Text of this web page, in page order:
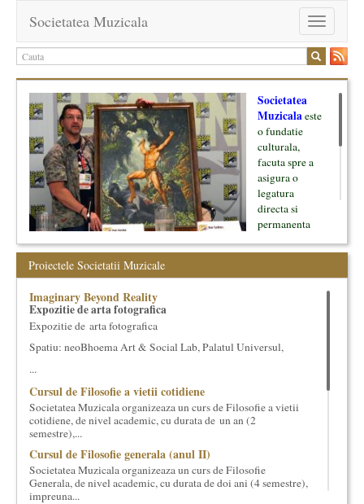
Toggle
navigation
Societatea Muzicala
Societatea
Muzicalaeste
o fundatie
culturala,
facuta spre a
asigura o
legatura
directa si
permanenta
oamenii ei, pe
inceput cu muzica clasica - si de aici numele -, insa acum
dezvoltam proiecte si in alte domenii ale culturii.
Facem management cultural, dezvoltam si administram proiecte
evenimente culturale, private sau publice, tinem cursuri de
cultura generala muzicala, teatrala, filosofica si de alte feluri.
Cuvinte in plus despre proiect, despre cei care il administreaza si
cei care il finantateaza sunt in rubricile de mai jos.
Proiectele Societatii Muzicale
Imaginary Beyond Reality
Expozitie de arta fotografica
Expozitie de arta fotografica
Spatiu: neoBhoema Art & Social Lab, Palatul Universul,
...
Cursul de Filosofie a vietii cotidiene
Societatea Muzicala organizeaza un curs de Filosofie a vietii
cotidiene, de nivel academic, cu durata de un an (2
semestre),...
Cursul de Filosofie generala (anul II)
Societatea Muzicala organizeaza un curs de Filosofie
Generala, de nivel academic, cu durata de doi ani (4 semestre),
impreuna...